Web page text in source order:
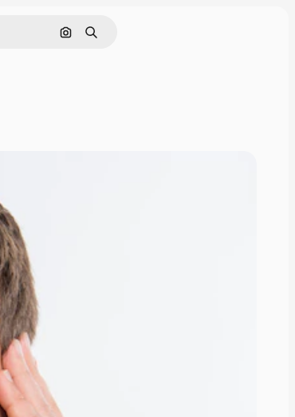
Cerca per immagine
Ricerca